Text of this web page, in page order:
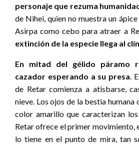
personaje que rezuma
de Nihei, quien no muestra un
Asirpa como cebo para atraer a
extinción de la especie llega al
En mitad del gélido páramo
cazador esperando a su presa .
de Retar comienza a atisbarse,
nieve. Los ojos de la bestia
color amarillo que caracterizan
Retar ofrece el primer movimiento,
lo tiene en el punto de mira, tan